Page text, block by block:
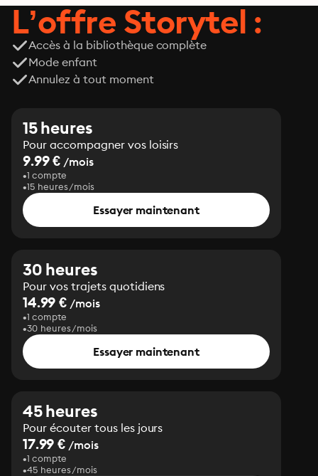
L’offre Storytel :
Accès à la bibliothèque complète
Mode enfant
Annulez à tout moment
15 heures
Pour accompagner vos loisirs
9.99 € /mois
1 compte
15 heures/mois
Essayer maintenant
30 heures
Pour vos trajets quotidiens
14.99 € /mois
1 compte
30 heures/mois
Essayer maintenant
45 heures
Pour écouter tous les jours
17.99 € /mois
1 compte
45 heures/mois